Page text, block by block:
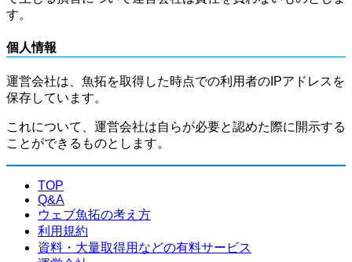
す。
個人情報
運営会社は、魚拓を取得した時点での利用者のIPアドレスを
保存しています。
これについて、運営会社は自らが必要と認めた際に開示する
ことができるものとします。
TOP
Q&A
ウェブ魚拓の考え方
利用規約
資料・大量取得用などの有料サービス